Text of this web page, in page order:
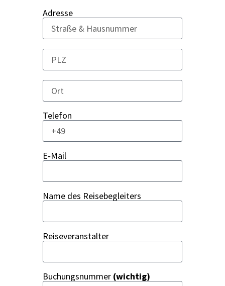
Adres­se
Tele­fon
E‑Mail
Name des Rei­se­be­glei­ters
Rei­se­ver­an­stal­ter
Buchungs­num­mer (wich­tig)